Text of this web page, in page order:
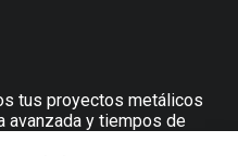
tus proyectos metálicos
avanzada y tiempos de